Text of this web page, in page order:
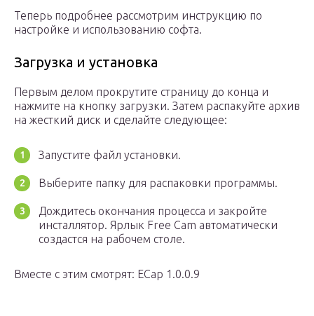
Теперь подробнее рассмотрим инструкцию по
настройке и использованию софта.
Загрузка и установка
Первым делом прокрутите страницу до конца и
нажмите на кнопку загрузки. Затем распакуйте архив
на жесткий диск и сделайте следующее:
Запустите файл установки.
Выберите папку для распаковки программы.
Дождитесь окончания процесса и закройте
инсталлятор. Ярлык Free Cam автоматически
создастся на рабочем столе.
Вместе с этим смотрят: ECap 1.0.0.9